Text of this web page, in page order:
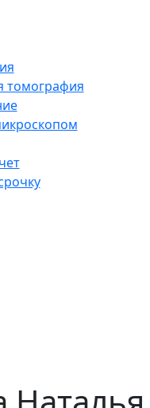
томография